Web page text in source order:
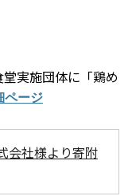
実施団体に「鶏め
ページ
会社様より寄附